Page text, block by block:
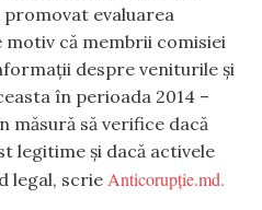
evaluarea
că membrii comisiei
despre veniturile și
în perioada 2014 –
măsură să verifice dacă
legitime și dacă activele
legal, scrie Anticorupție.md.